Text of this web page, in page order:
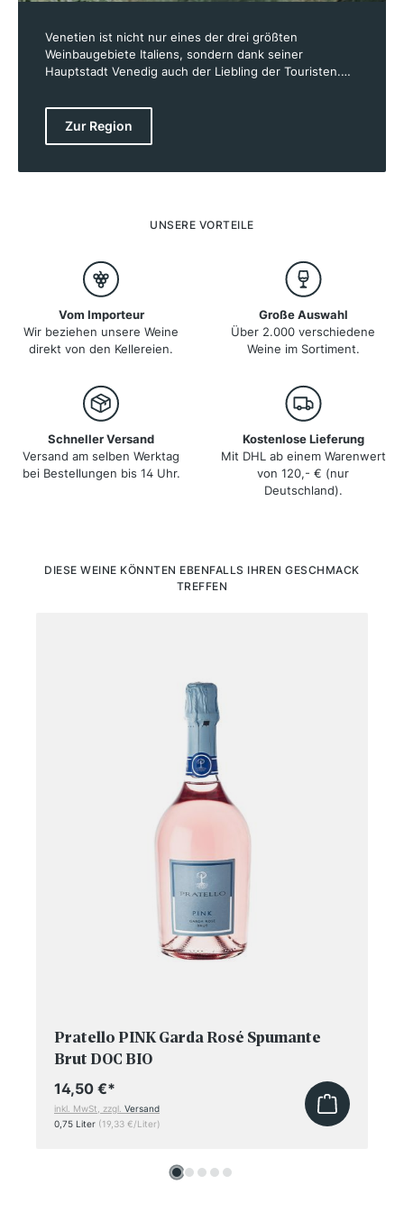
Venetien ist nicht nur eines der drei größten
Weinbaugebiete Italiens, sondern dank seiner
Hauptstadt Venedig auch der Liebling der Touristen.
erstreckt sich vom Gardasee im Westen, bis an den
Golf von Venedig im Osten und von der Po-Ebene im
und Westen, flache Ebenen im Zentrum und
Weinbauregionen Italiens und bringt eine große
Zur Region
UNSERE VORTEILE
Vom Importeur
Wir beziehen unsere Weine
direkt von den Kellereien.
Große Auswahl
Über 2.000 verschiedene
Weine im Sortiment.
Schneller Versand
Versand am selben Werktag
bei Bestellungen bis 14 Uhr.
Kostenlose Lieferung
Mit DHL ab einem Warenwert
von 120,- € (nur
Deutschland).
Produktgalerie überspringen
DIESE WEINE KÖNNTEN EBENFALLS IHREN GESCHMACK
TREFFEN
Pratello PINK Garda Rosé Spumante
Brut DOC BIO
14,50 €*
inkl. MwSt, zzgl. Versand
0,75 Liter (19,33 €/Liter)